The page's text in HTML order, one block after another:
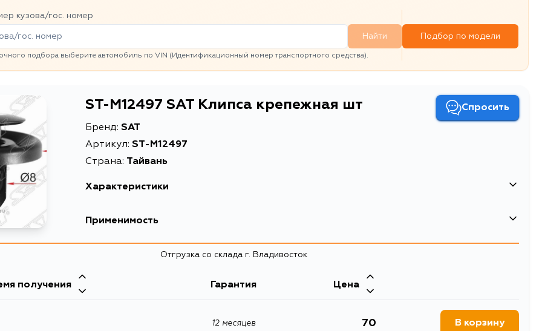
кузова/гос. номер
Найти
подбора выберите автомобиль по VIN (Идентификационный номер транспортного средства).
Подбор по модели
ST-M12497 SAT Клипса крепежная шт Спросить
Бренд: SAT
Артикул: ST-M12497
Страна: Тайвань
Характеристики
Описание
Применимость
Отгрузка со склада г. Владивосток
получения Гарантия Цена
12 месяцев 70 В корзину